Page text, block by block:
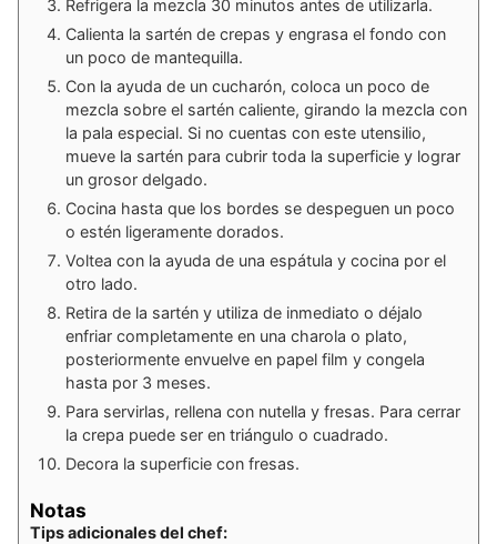
Refrigera la mezcla 30 minutos antes de utilizarla.
Calienta la sartén de crepas y engrasa el fondo con
un poco de mantequilla.
Con la ayuda de un cucharón, coloca un poco de
mezcla sobre el sartén caliente, girando la mezcla con
la pala especial. Si no cuentas con este utensilio,
mueve la sartén para cubrir toda la superficie y lograr
un grosor delgado.
Cocina hasta que los bordes se despeguen un poco
o estén ligeramente dorados.
Voltea con la ayuda de una espátula y cocina por el
otro lado.
Retira de la sartén y utiliza de inmediato o déjalo
enfriar completamente en una charola o plato,
posteriormente envuelve en papel film y congela
hasta por 3 meses.
Para servirlas, rellena con nutella y fresas. Para cerrar
la crepa puede ser en triángulo o cuadrado.
Decora la superficie con fresas.
Notas
Tips adicionales del chef: